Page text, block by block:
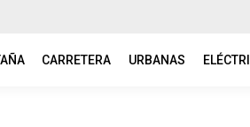
CARRETERA URBANAS